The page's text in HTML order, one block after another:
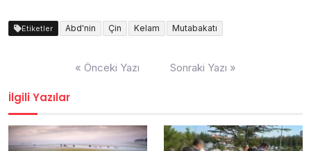
Etiketler Abd'nin Çin Kelam Mutabakatı
« Önceki Yazı Sonraki Yazı »
İlgili Yazılar